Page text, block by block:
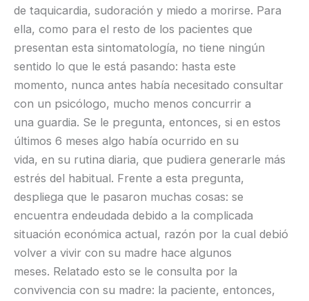
de taquicardia, sudoración y miedo a morirse. Para
ella, como para el resto de los pacientes que
presentan esta sintomatología, no tiene ningún
sentido lo que le está pasando: hasta este
momento, nunca antes había necesitado consultar
con un psicólogo, mucho menos concurrir a
una guardia. Se le pregunta, entonces, si en estos
últimos 6 meses algo había ocurrido en su
vida, en su rutina diaria, que pudiera generarle más
estrés del habitual. Frente a esta pregunta,
despliega que le pasaron muchas cosas: se
encuentra endeudada debido a la complicada
situación económica actual, razón por la cual debió
volver a vivir con su madre hace algunos
meses. Relatado esto se le consulta por la
convivencia con su madre: la paciente, entonces,